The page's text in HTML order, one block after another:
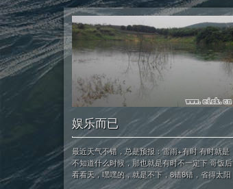
娱乐而已
最近天气不错，总是预报：雷雨+有时 有时就是
不知道什么时候，那也就是有时不一定下 哥饭后
看看天，嘿嘿的，就是不下，8错8错，省得太阳